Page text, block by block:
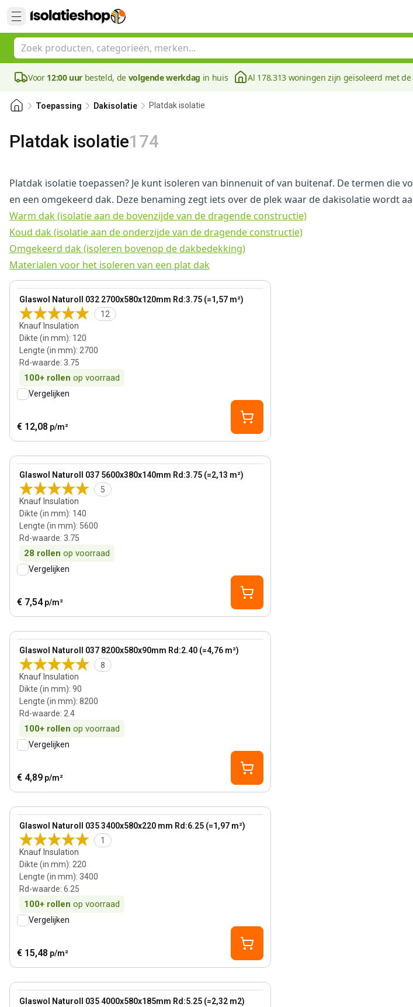
Voor 12:00 uur besteld, de volgende werkdag in huis Al 178.313 woningen zijn geïsoleerd met
Toepassing Dakisolatie Platdak isolatie
Platdak isolatie174
Platdak isolatie toepassen? Je kunt isoleren van binnenuit of van buitenaf. De termen die
en een omgekeerd dak. Deze benaming zegt iets over de plek waar de dakisolatie wordt
Warm dak (isolatie aan de bovenzijde van de dragende constructie)
Koud dak (isolatie aan de onderzijde van de dragende constructie)
Omgekeerd dak (isoleren bovenop de dakbedekking)
Materialen voor het isoleren van een plat dak
Glaswol Naturoll 032 2700x580x120mm Rd:3.75 (=1,57 m²)
12
Knauf Insulation
Dikte (in mm): 120
Lengte (in mm): 2700
Rd-waarde: 3.75
100+ rollen op voorraad
View product
Vergelijken
€ 12,08 p/m²
Glaswol Naturoll 037 5600x380x140mm Rd:3.75 (=2,13 m²)
5
Knauf Insulation
Dikte (in mm): 140
Lengte (in mm): 5600
Rd-waarde: 3.75
28 rollen op voorraad
View product
Vergelijken
€ 7,54 p/m²
Glaswol Naturoll 037 8200x580x90mm Rd:2.40 (=4,76 m²)
8
Knauf Insulation
Dikte (in mm): 90
Lengte (in mm): 8200
Rd-waarde: 2.4
100+ rollen op voorraad
View product
Vergelijken
€ 4,89 p/m²
Glaswol Naturoll 035 3400x580x220 mm Rd:6.25 (=1,97 m²)
1
Knauf Insulation
Dikte (in mm): 220
Lengte (in mm): 3400
Rd-waarde: 6.25
100+ rollen op voorraad
View product
Vergelijken
€ 15,48 p/m²
Glaswol Naturoll 035 4000x580x185mm Rd:5.25 (=2,32 m2)
View product